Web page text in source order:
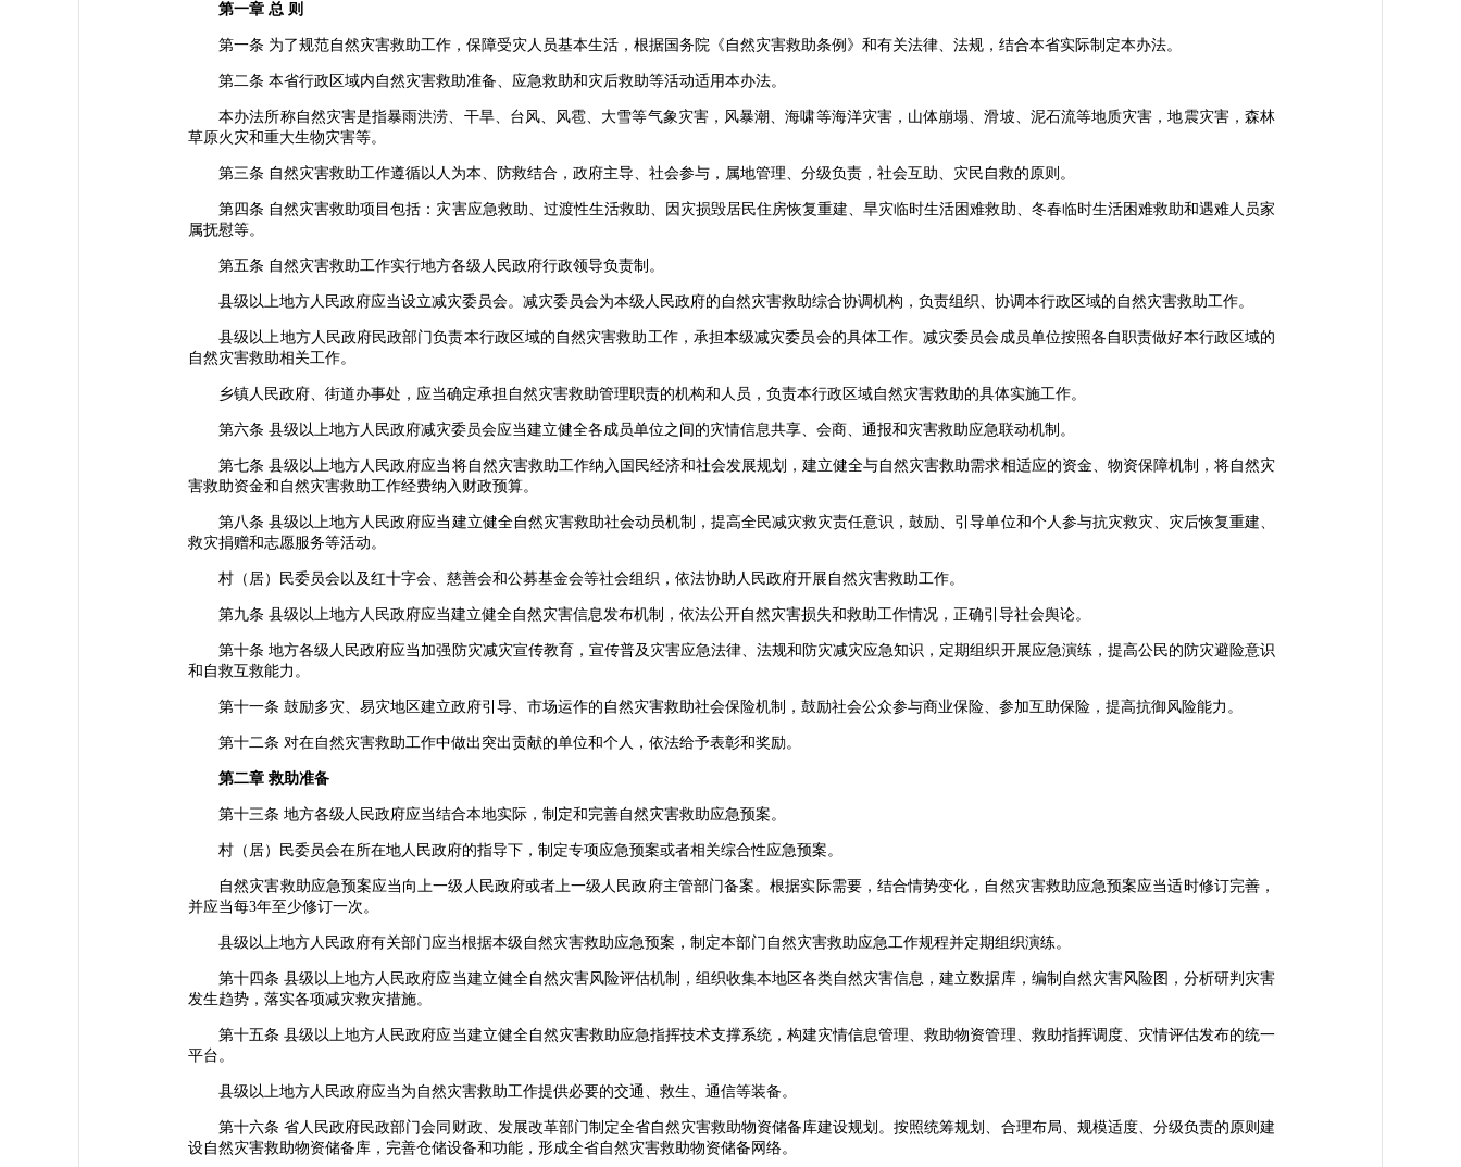
第一章 总 则
第一条 为了规范自然灾害救助工作，保障受灾人员基本生活，根据国务院《自然灾害救助条例》和有关法律、法规，结合本省实际制定本办法。
第二条 本省行政区域内自然灾害救助准备、应急救助和灾后救助等活动适用本办法。
本办法所称自然灾害是指暴雨洪涝、干旱、台风、风雹、大雪等气象灾害，风暴潮、海啸等海洋灾害，山体崩塌、滑坡、泥石流等地质灾害，地震灾害，森林
草原火灾和重大生物灾害等。
第三条 自然灾害救助工作遵循以人为本、防救结合，政府主导、社会参与，属地管理、分级负责，社会互助、灾民自救的原则。
第四条 自然灾害救助项目包括：灾害应急救助、过渡性生活救助、因灾损毁居民住房恢复重建、旱灾临时生活困难救助、冬春临时生活困难救助和遇难人员家
属抚慰等。
第五条 自然灾害救助工作实行地方各级人民政府行政领导负责制。
县级以上地方人民政府应当设立减灾委员会。减灾委员会为本级人民政府的自然灾害救助综合协调机构，负责组织、协调本行政区域的自然灾害救助工作。
县级以上地方人民政府民政部门负责本行政区域的自然灾害救助工作，承担本级减灾委员会的具体工作。减灾委员会成员单位按照各自职责做好本行政区域的
自然灾害救助相关工作。
乡镇人民政府、街道办事处，应当确定承担自然灾害救助管理职责的机构和人员，负责本行政区域自然灾害救助的具体实施工作。
第六条 县级以上地方人民政府减灾委员会应当建立健全各成员单位之间的灾情信息共享、会商、通报和灾害救助应急联动机制。
第七条 县级以上地方人民政府应当将自然灾害救助工作纳入国民经济和社会发展规划，建立健全与自然灾害救助需求相适应的资金、物资保障机制，将自然灾
害救助资金和自然灾害救助工作经费纳入财政预算。
第八条 县级以上地方人民政府应当建立健全自然灾害救助社会动员机制，提高全民减灾救灾责任意识，鼓励、引导单位和个人参与抗灾救灾、灾后恢复重建、
救灾捐赠和志愿服务等活动。
村（居）民委员会以及红十字会、慈善会和公募基金会等社会组织，依法协助人民政府开展自然灾害救助工作。
第九条 县级以上地方人民政府应当建立健全自然灾害信息发布机制，依法公开自然灾害损失和救助工作情况，正确引导社会舆论。
第十条 地方各级人民政府应当加强防灾减灾宣传教育，宣传普及灾害应急法律、法规和防灾减灾应急知识，定期组织开展应急演练，提高公民的防灾避险意识
和自救互救能力。
第十一条 鼓励多灾、易灾地区建立政府引导、市场运作的自然灾害救助社会保险机制，鼓励社会公众参与商业保险、参加互助保险，提高抗御风险能力。
第十二条 对在自然灾害救助工作中做出突出贡献的单位和个人，依法给予表彰和奖励。
第二章 救助准备
第十三条 地方各级人民政府应当结合本地实际，制定和完善自然灾害救助应急预案。
村（居）民委员会在所在地人民政府的指导下，制定专项应急预案或者相关综合性应急预案。
自然灾害救助应急预案应当向上一级人民政府或者上一级人民政府主管部门备案。根据实际需要，结合情势变化，自然灾害救助应急预案应当适时修订完善，
并应当每3年至少修订一次。
县级以上地方人民政府有关部门应当根据本级自然灾害救助应急预案，制定本部门自然灾害救助应急工作规程并定期组织演练。
第十四条 县级以上地方人民政府应当建立健全自然灾害风险评估机制，组织收集本地区各类自然灾害信息，建立数据库，编制自然灾害风险图，分析研判灾害
发生趋势，落实各项减灾救灾措施。
第十五条 县级以上地方人民政府应当建立健全自然灾害救助应急指挥技术支撑系统，构建灾情信息管理、救助物资管理、救助指挥调度、灾情评估发布的统一
平台。
县级以上地方人民政府应当为自然灾害救助工作提供必要的交通、救生、通信等装备。
第十六条 省人民政府民政部门会同财政、发展改革部门制定全省自然灾害救助物资储备库建设规划。按照统筹规划、合理布局、规模适度、分级负责的原则建
设自然灾害救助物资储备库，完善仓储设备和功能，形成全省自然灾害救助物资储备网络。